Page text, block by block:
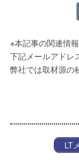
※本記事の関連情
下記メールアドレ
弊社では取材源の
LT